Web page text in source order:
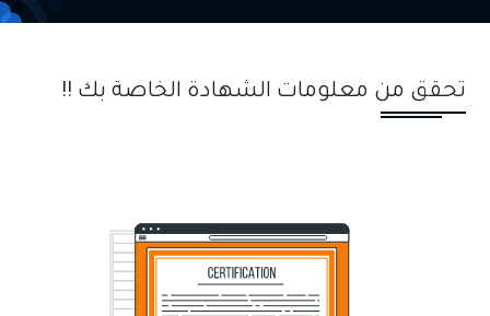
تحقق من معلومات الشهادة الخاصة بك !!